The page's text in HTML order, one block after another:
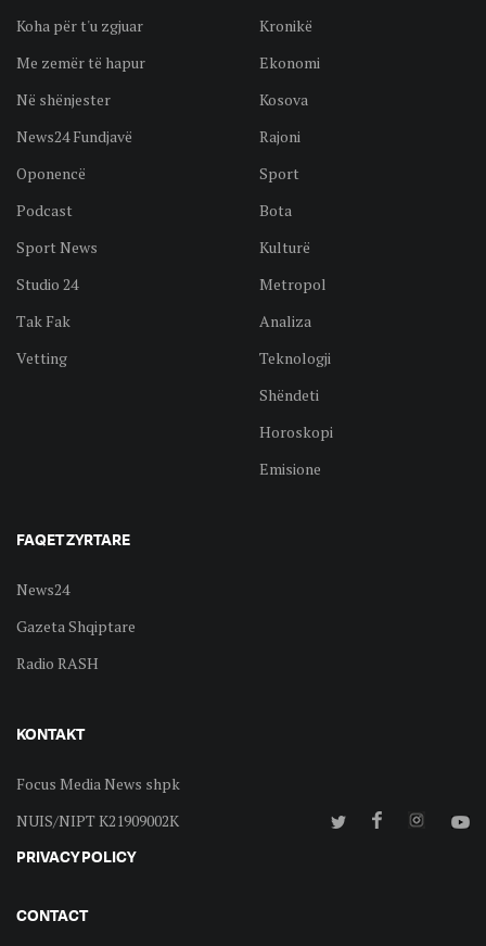
Koha për t'u zgjuar
Me zemër të hapur
Në shënjester
News24 Fundjavë
Oponencë
Podcast
Sport News
Studio 24
Tak Fak
Vetting
Kronikë
Ekonomi
Kosova
Rajoni
Sport
Bota
Kulturë
Metropol
Analiza
Teknologji
Shëndeti
Horoskopi
Emisione
FAQET ZYRTARE
News24
Gazeta Shqiptare
Radio RASH
KONTAKT
Focus Media News shpk
NUIS/NIPT K21909002K
PRIVACY POLICY
CONTACT